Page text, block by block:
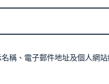
稱、電子郵件地址及個人網